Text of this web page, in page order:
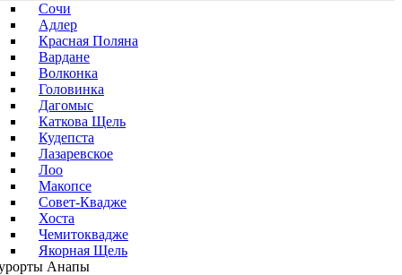
Сочи
Адлер
Красная Поляна
Вардане
Волконка
Головинка
Дагомыс
Каткова Щель
Кудепста
Лазаревское
Лоо
Макопсе
Совет-Квадже
Хоста
Чемитоквадже
Якорная Щель
Анапы